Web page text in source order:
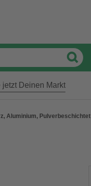
jetzt Deinen Markt
Aluminium, Pulverbeschichtet